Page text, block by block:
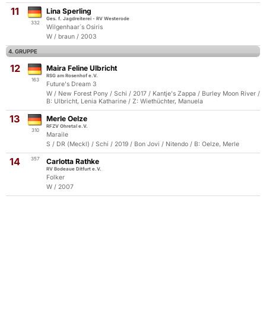
11
332
Lina Sperling
Ges. f. Jagdreiterei - RV Westerode
Wilgenhaar´s Osiris
W / braun / 2003
4. GRUPPE
12
163
Maira Feline Ulbricht
RSG am Rosenhof e.V.
Future's Dream 3
W / New Forest Pony / Schi / 2017 / Kantje's Zappa / Burley Moon River /
B: Ulbricht, Lenia Katharine / Z: Wiethüchter, Manuela
13
310
Merle Oelze
RFZV Ohretal e.V.
Maraile
S / DR (Meckl) / Schi / 2019 / Bon Jovi / Nitendo / B: Oelze, Merle
14 357 Carlotta Rathke
RV Bodeaue Ditfurt e.V.
Folker
W / 2007